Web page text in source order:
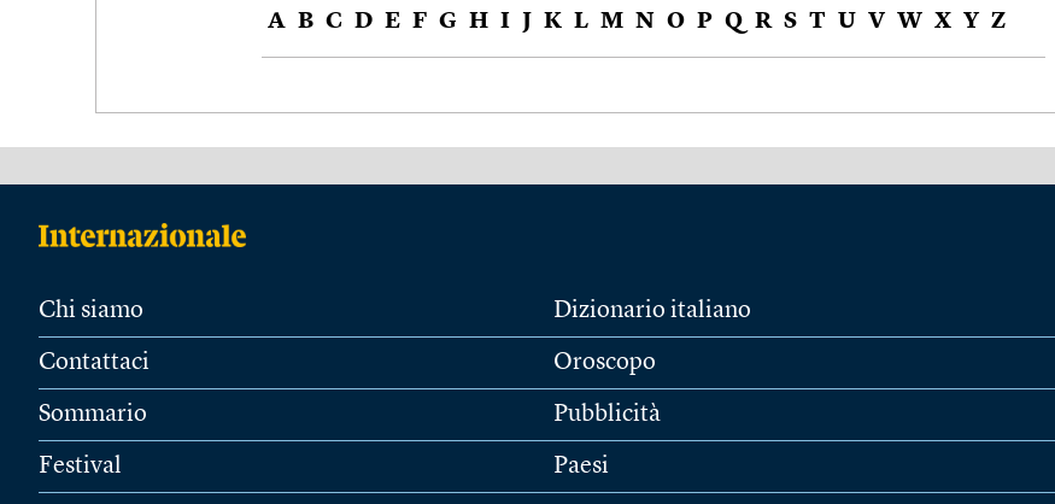
A B C D E F G H I J K L M N O P Q R S T U V W X Y Z
Chi siamo
Contattaci
Sommario
Festival
Dizionario italiano
Oroscopo
Pubblicità
Paesi